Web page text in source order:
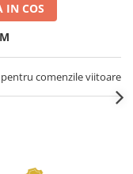
IN COS
comenzile viitoare